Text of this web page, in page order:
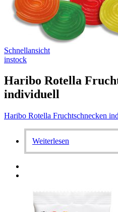
Schnellansicht
instock
Haribo Rotella
individuell
Haribo Rotella Fruchtschnecken
Weiterlesen